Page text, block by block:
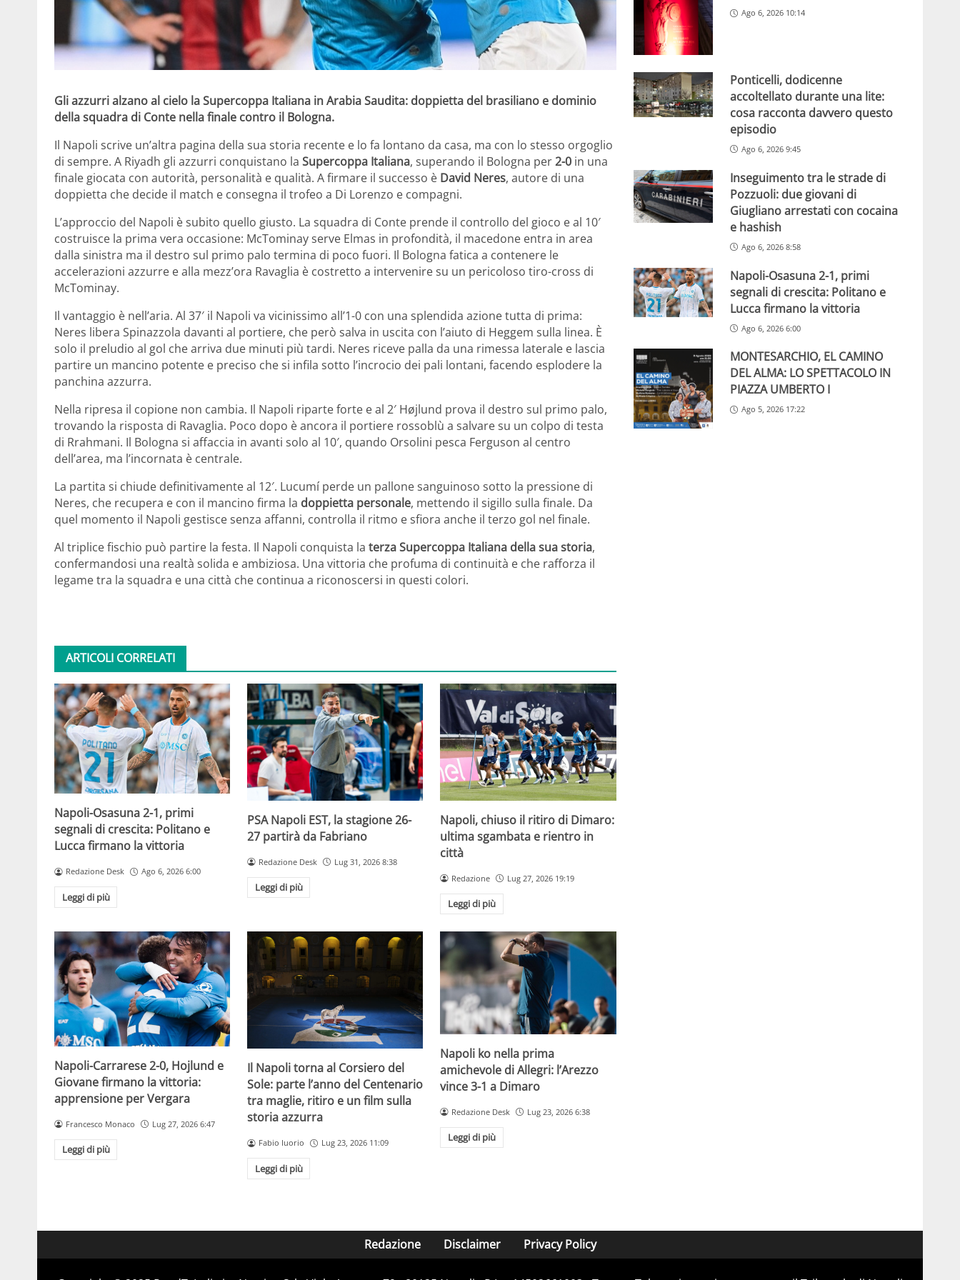
Gli azzurri alzano al cielo la Supercoppa Italiana in Arabia Saudita: doppietta del brasiliano e dominio
della squadra di Conte nella finale contro il Bologna.
Il Napoli scrive un’altra pagina della sua storia recente e lo fa lontano da casa, ma con lo stesso orgoglio
di sempre. A Riyadh gli azzurri conquistano la Supercoppa Italiana, superando il Bologna per2-0 in una
finale giocata con autorità, personalità e qualità. A firmare il successo è David Neres, autore di una
doppietta che decide il match e consegna il trofeo a Di Lorenzo e compagni.
L’approccio del Napoli è subito quello giusto. La squadra di Conte prende il controllo del gioco e al 10′
costruisce la prima vera occasione: McTominay serve Elmas in profondità, il macedone entra in area
dalla sinistra ma il destro sul primo palo termina di poco fuori. Il Bologna fatica a contenere le
accelerazioni azzurre e alla mezz’ora Ravaglia è costretto a intervenire su un pericoloso tiro-cross di
McTominay.
Il vantaggio è nell’aria. Al 37′ il Napoli va vicinissimo all’1-0 con una splendida azione tutta di prima:
Neres libera Spinazzola davanti al portiere, che però salva in uscita con l’aiuto di Heggem sulla linea. È
solo il preludio al gol che arriva due minuti più tardi. Neres riceve palla da una rimessa laterale e lascia
partire un mancino potente e preciso che si infila sotto l’incrocio dei pali lontani, facendo esplodere la
panchina azzurra.
Nella ripresa il copione non cambia. Il Napoli riparte forte e al 2′ Højlund prova il destro sul primo palo,
trovando la risposta di Ravaglia. Poco dopo è ancora il portiere rossoblù a salvare su un colpo di testa
di Rrahmani. Il Bologna si affaccia in avanti solo al 10′, quando Orsolini pesca Ferguson al centro
dell’area, ma l’incornata è centrale.
La partita si chiude definitivamente al 12′. Lucumí perde un pallone sanguinoso sotto la pressione di
Neres, che recupera e con il mancino firma la doppietta personale, mettendo il sigillo sulla finale. Da
quel momento il Napoli gestisce senza affanni, controlla il ritmo e sfiora anche il terzo gol nel finale.
Al triplice fischio può partire la festa. Il Napoli conquista la terza Supercoppa Italiana della sua storia,
confermandosi una realtà solida e ambiziosa. Una vittoria che profuma di continuità e che rafforza il
legame tra la squadra e una città che continua a riconoscersi in questi colori.
ARTICOLI CORRELATI
Napoli-Osasuna 2-1, primi
segnali di crescita: Politano e
Lucca firmano la vittoria
Redazione Desk Ago 6, 2026 6:00
Leggi di più
PSA Napoli EST, la stagione 26-
27 partirà da Fabriano
Redazione Desk Lug 31, 2026 8:38
Leggi di più
Napoli, chiuso il ritiro di Dimaro:
ultima sgambata e rientro in
città
Redazione Lug 27, 2026 19:19
Leggi di più
Napoli-Carrarese 2-0, Hojlund e
Giovane firmano la vittoria:
apprensione per Vergara
Francesco Monaco Lug 27, 2026 6:47
Leggi di più
Il Napoli torna al Corsiero del
Sole: parte l’anno del Centenario
tra maglie, ritiro e un film sulla
storia azzurra
Fabio Iuorio Lug 23, 2026 11:09
Leggi di più
Napoli ko nella prima
amichevole di Allegri: l’Arezzo
vince 3-1 a Dimaro
Redazione Desk Lug 23, 2026 6:38
Leggi di più
Ago 6, 2026 10:14
Ponticelli, dodicenne
accoltellato durante una lite:
cosa racconta davvero questo
episodio
Ago 6, 2026 9:45
Inseguimento tra le strade di
Pozzuoli: due giovani di
Giugliano arrestati con cocaina
e hashish
Ago 6, 2026 8:58
Napoli-Osasuna 2-1, primi
segnali di crescita: Politano e
Lucca firmano la vittoria
Ago 6, 2026 6:00
MONTESARCHIO, EL CAMINO
DEL ALMA: LO SPETTACOLO IN
PIAZZA UMBERTO I
Ago 5, 2026 17:22
Redazione Disclaimer Privacy Policy